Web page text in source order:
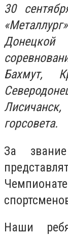
30
Бахмут,
горсовета.
За
Наши